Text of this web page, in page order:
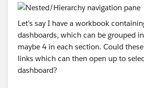
Let's say I have a workbook
dashboards, which can be grouped
maybe 4 in each section. Could
links which can then open up to
dashboard?